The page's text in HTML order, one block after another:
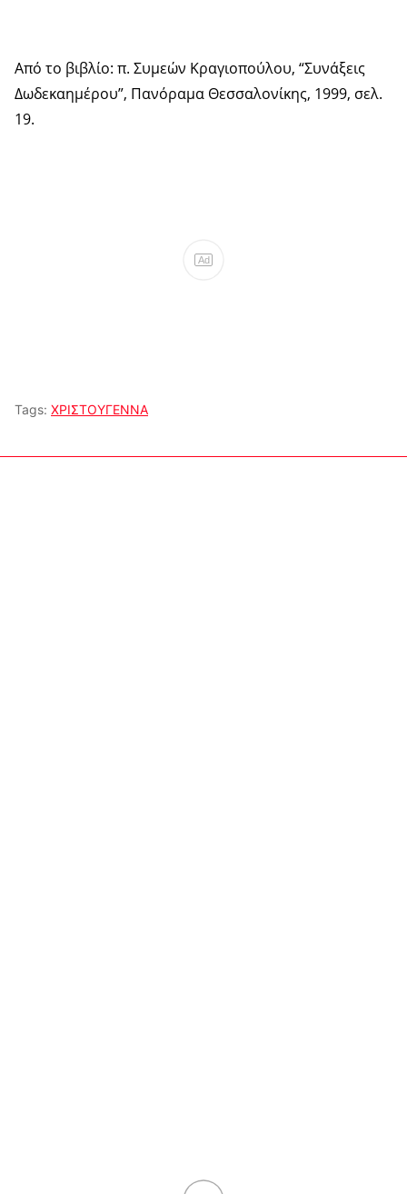
Από το βιβλίο: π. Συμεών Κραγιοπούλου, “Συνάξεις
Δωδεκαημέρου”, Πανόραμα Θεσσαλονίκης, 1999, σελ.
19.
Ad
Tags: ΧΡΙΣΤΟΥΓΕΝΝΑ